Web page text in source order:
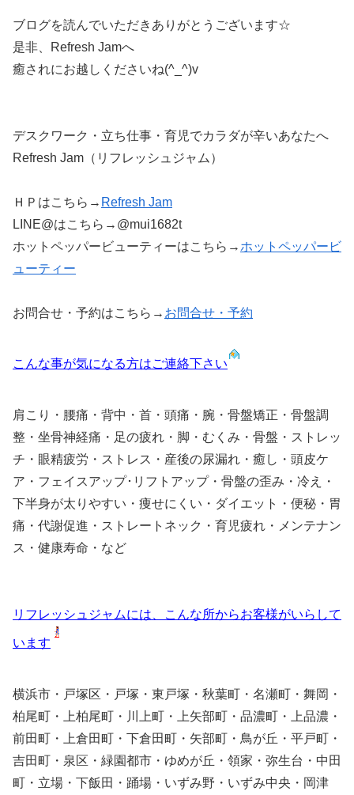
ブログを読んでいただきありがとうございます☆
是非、Refresh Jamへ
癒されにお越しくださいね(^_^)v
デスクワーク・立ち仕事・育児でカラダが辛いあなたへ
Refresh Jam（リフレッシュジャム）
ＨＰはこちら→ Refresh Jam
LINE@はこちら→@mui1682t
ホットペッパービューティーはこちら→ホットペッパービ
ューティー
お問合せ・予約はこちら→ お問合せ・予約
こんな事が気になる方はご連絡下さい
肩こり・腰痛・背中・首・頭痛・腕・骨盤矯正・骨盤調
整・坐骨神経痛・足の疲れ・脚・むくみ・骨盤・ストレッ
チ・眼精疲労・ストレス・産後の尿漏れ・癒し・頭皮ケ
ア・フェイスアップ･リフトアップ・骨盤の歪み・冷え・
下半身が太りやすい・痩せにくい・ダイエット・便秘・胃
痛・代謝促進・ストレートネック・育児疲れ・メンテナン
ス・健康寿命・など
リフレッシュジャムには、こんな所からお客様がいらして
います
横浜市・戸塚区・戸塚・東戸塚・秋葉町・名瀬町・舞岡・
柏尾町・上柏尾町・川上町・上矢部町・品濃町・上品濃・
前田町・上倉田町・下倉田町・矢部町・鳥が丘・平戸町・
吉田町・泉区・緑園都市・ゆめが丘・領家・弥生台・中田
町・立場・下飯田・踊場・いずみ野・いずみ中央・岡津